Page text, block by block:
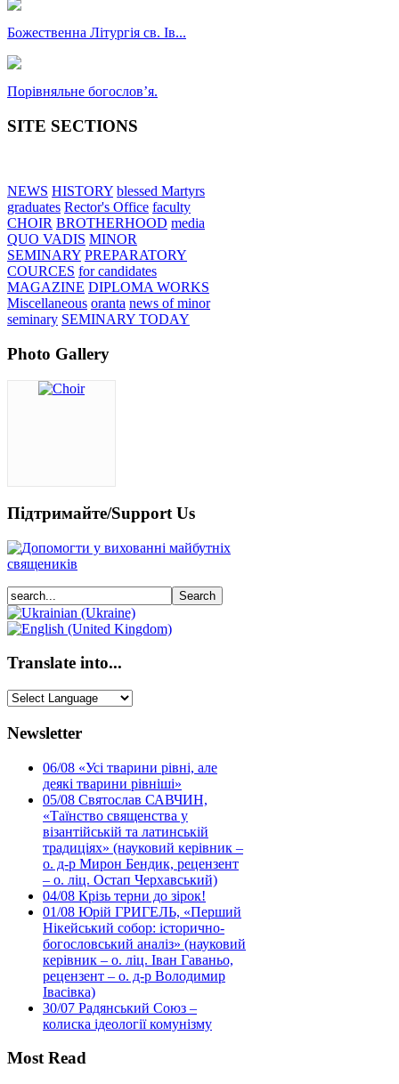
Божественна Літургія св. Ів...
Порівняльне богословʼя.
SITE SECTIONS
NEWS HISTORY blessed Martyrs
graduates Rector's Office faculty
CHOIR BROTHERHOOD media
QUO VADIS MINOR
SEMINARY PREPARATORY
COURCES for candidates
MAGAZINE DIPLOMA WORKS
Miscellaneous oranta news of minor
seminary SEMINARY TODAY
Photo Gallery
Підтримайте/Support Us
Translate into...
Newsletter
06/08 «Усі тварини рівні, але
деякі тварини рівніші»
05/08 Святослав САВЧИН,
«Таїнство священства у
візантійській та латинській
традиціях» (науковий керівник –
о. д-р Мирон Бендик, рецензент
– о. ліц. Остап Черхавський)
04/08 Крізь терни до зірок!
01/08 Юрій ГРИГЕЛЬ, «Перший
Нікейський собор: історично-
богословський аналіз» (науковий
керівник – о. ліц. Іван Гаваньо,
рецензент – о. д-р Володимир
Івасівка)
30/07 Радянський Союз –
колиска ідеології комунізму
Most Read